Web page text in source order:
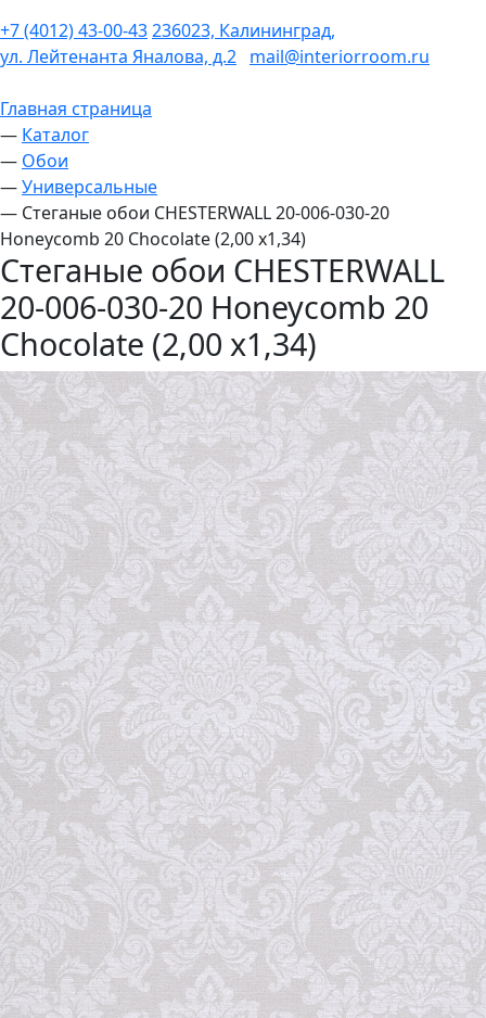
+7 (4012) 43-00-43236023, Калининград,
ул. Лейтенанта Яналова, д.2 mail@interiorroom.ru
Главная страница
— Каталог
— Обои
—Универсальные
— Стеганые обои CHESTERWALL 20-006-030-20
Honeycomb 20 Chocolate (2,00 х1,34)
Стеганые обои CHESTERWALL
20-006-030-20 Honeycomb 20
Chocolate (2,00 х1,34)